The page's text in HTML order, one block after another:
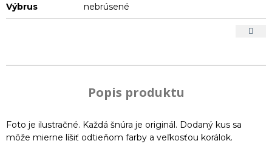
Výbrus nebrúsené
Popis produktu
Foto je ilustračné. Každá šnúra je originál. Dodaný kus sa
môže mierne líšiť odtieňom farby a veľkosťou korálok.